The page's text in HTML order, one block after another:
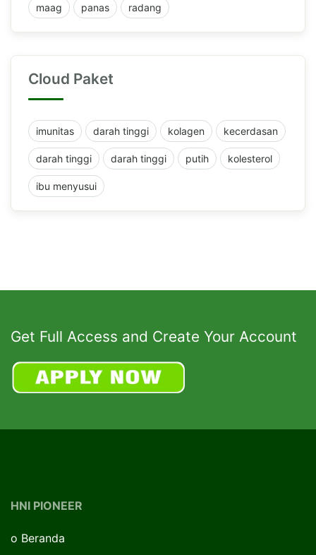
maag panas radang
Cloud Paket
imunitas darah tinggi kolagen kecerdasan
darah tinggi darah tinggi putih kolesterol
ibu menyusui
Get Full Access and Create Your Account
HNI PIONEER
o Beranda